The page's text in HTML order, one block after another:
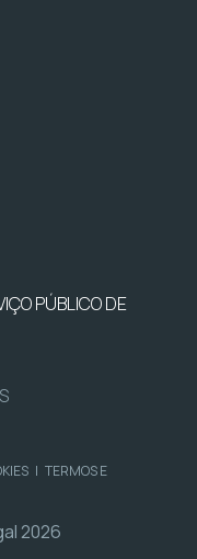
PÚBLICO DE
| TERMOS E
2026